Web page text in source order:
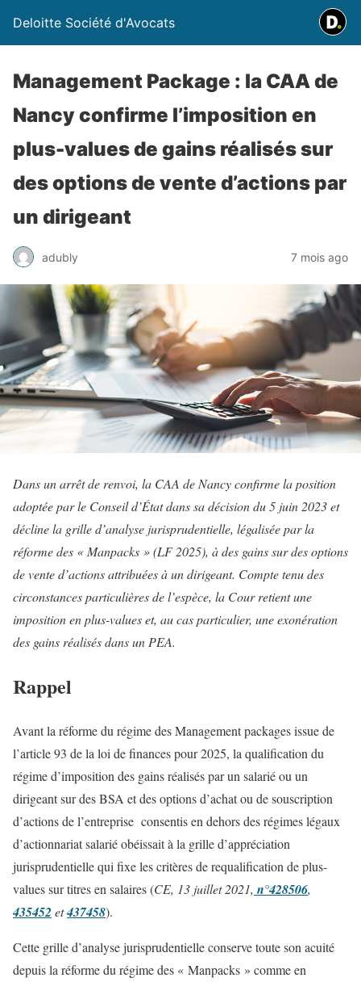
Deloitte Société d'Avocats
Management Package : la CAA de
Nancy confirme l’imposition en
plus-values de gains réalisés sur
des options de vente d’actions par
un dirigeant
adubly 7 mois ago
Dans un arrêt de renvoi, la CAA de Nancy confirme la position
adoptée par le Conseil d’État dans sa décision du 5 juin 2023 et
décline la grille d’analyse jurisprudentielle, légalisée par la
réforme des « Manpacks » (LF 2025), à des gains sur des options
de vente d’actions attribuées à un dirigeant. Compte tenu des
circonstances particulières de l’espèce, la Cour retient une
imposition en plus-values et, au cas particulier, une exonération
des gains réalisés dans un PEA.
Rappel
Avant la réforme du régime des Management packages issue de
l’article 93 de la loi de finances pour 2025, la qualification du
régime d’imposition des gains réalisés par un salarié ou un
dirigeant sur des BSA et des options d’achat ou de souscription
d’actions de l’entreprise consentis en dehors des régimes légaux
d’actionnariat salarié obéissait à la grille d’appréciation
jurisprudentielle qui fixe les critères de requalification de plus-
values sur titres en salaires (CE, 13 juillet 2021, n°428506,
435452 et437458).
Cette grille d’analyse jurisprudentielle conserve toute son acuité
depuis la réforme du régime des « Manpacks » comme en